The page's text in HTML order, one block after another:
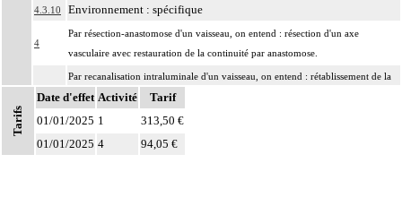
4.3.10 Environnement : spécifique
4
Par résection-anastomose d'un vaisseau, on entend : résection d'un axe
vasculaire avec restauration de la continuité par anastomose.
4
Par recanalisation intraluminale d'un vaisseau, on entend : rétablissement de la
circulation dans un vaisseau par forage guidé d'une néolumière au travers d'un
obstacle totalement obstructif. Elle inclut la dilatation du vaisseau.
4
Par endoprothèse vasculaire, on entend : prothèse vasculaire non couverte,
Tarifs
Date d'effet Activité
Tarif
01/01/2025 1
313,50 €
01/01/2025 4 94,05 €